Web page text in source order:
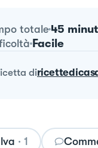
totale 45
Facile
ricetta di
· 1